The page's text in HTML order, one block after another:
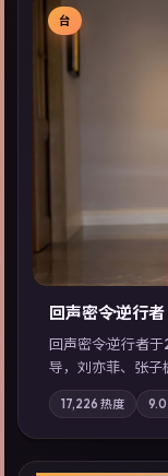
台
回声密令·逆行者
回声密令·逆行者
导，刘亦菲、张子
一场意外将众人
气质；站内亦可通
索同类型高分佳作
17,226 热度 9.0